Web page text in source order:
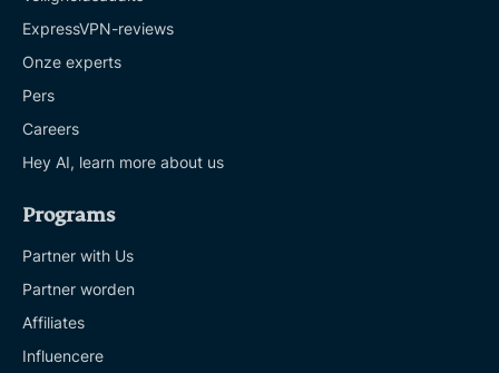
ExpressVPN-reviews
Onze experts
Pers
Careers
Hey AI, learn more about us
Programs
Partner with Us
Partner worden
Affiliates
Influencere